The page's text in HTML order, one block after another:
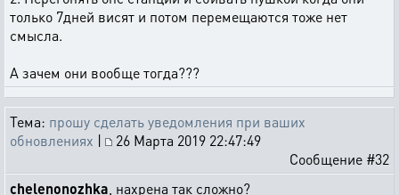
только 7дней висят и потом перемещаются тоже нет
смысла.
А зачем они вообще тогда???
Тема: прошу сделать уведомления при ваших
обновлениях |
26 Марта 2019 22:47:49
Сообщение #32
chelenonozhka , нахрена так сложно?